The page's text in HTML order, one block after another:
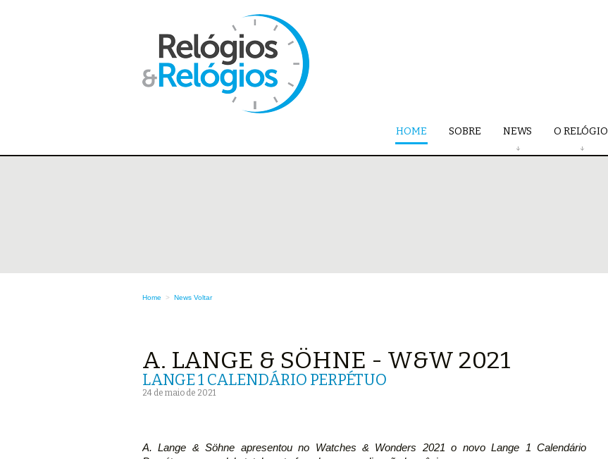
HOME SOBRE NEWS O RELÓGIO
Home > News Voltar
A. LANGE & SÖHNE - W&W 2021
LANGE 1 CALENDÁRIO PERPÉTUO
24 de maio de 2021
A. Lange & Söhne apresentou no Watches & Wonders 2021 o novo Lange 1 Calendário